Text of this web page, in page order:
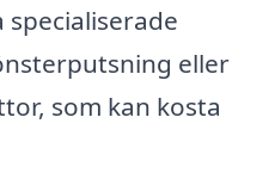
eller
som kan kosta